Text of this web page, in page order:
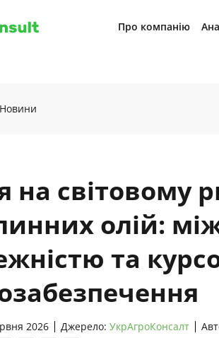
Про компанію
Новини
на світовому
олій:
та
2026 Джерело: УкрАгроКонсалт